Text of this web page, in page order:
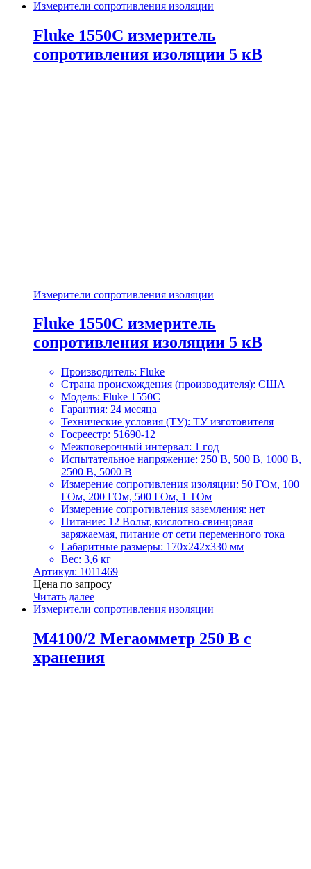
Измерители сопротивления изоляции
Fluke 1550C измеритель
сопротивления изоляции 5 кВ
Измерители сопротивления изоляции
Fluke 1550C измеритель
сопротивления изоляции 5 кВ
Производитель: Fluke
Страна происхождения (производителя): США
Модель: Fluke 1550C
Гарантия: 24 месяца
Технические условия (ТУ): ТУ изготовителя
Госреестр: 51690-12
Межповерочный интервал: 1 год
Испытательное напряжение: 250 В, 500 В, 1000 В,
2500 В, 5000 В
Измерение сопротивления изоляции: 50 ГОм, 100
ГОм, 200 ГОм, 500 ГОм, 1 ТОм
Измерение сопротивления заземления: нет
Питание: 12 Вольт, кислотно-свинцовая
заряжаемая, питание от сети переменного тока
Габаритные размеры: 170х242х330 мм
Вес: 3,6 кг
Артикул: 1011469
Цена по запросу
Читать далее
Измерители сопротивления изоляции
М4100/2 Мегаомметр 250 В с
хранения